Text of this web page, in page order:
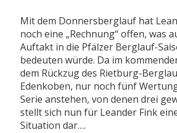
Mit dem Donnersberglauf hat
noch eine „Rechnung“ offen, was
Auftakt in die Pfälzer Berglauf-
bedeuten würde. Da im
dem Rückzug des Rietburg-
Edenkoben, nur noch fünf
Serie anstehen, von denen drei
stellt sich nun für Leander Fink
Situation dar….